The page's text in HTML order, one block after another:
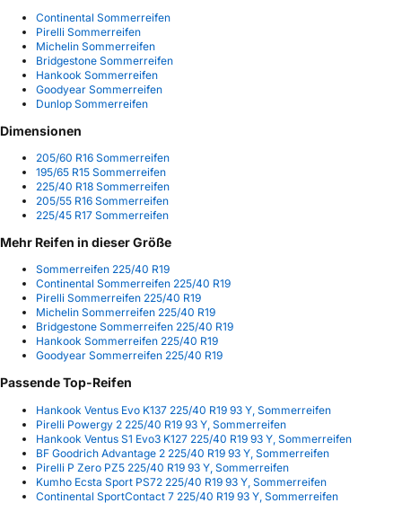
Continental Sommerreifen
Pirelli Sommerreifen
Michelin Sommerreifen
Bridgestone Sommerreifen
Hankook Sommerreifen
Goodyear Sommerreifen
Dunlop Sommerreifen
Dimensionen
205/60 R16 Sommerreifen
195/65 R15 Sommerreifen
225/40 R18 Sommerreifen
205/55 R16 Sommerreifen
225/45 R17 Sommerreifen
Mehr Reifen in dieser Größe
Sommerreifen 225/40 R19
Continental Sommerreifen 225/40 R19
Pirelli Sommerreifen 225/40 R19
Michelin Sommerreifen 225/40 R19
Bridgestone Sommerreifen 225/40 R19
Hankook Sommerreifen 225/40 R19
Goodyear Sommerreifen 225/40 R19
Passende Top-Reifen
Hankook Ventus Evo K137 225/40 R19 93 Y, Sommerreifen
Pirelli Powergy 2 225/40 R19 93 Y, Sommerreifen
Hankook Ventus S1 Evo3 K127 225/40 R19 93 Y, Sommerreifen
BF Goodrich Advantage 2 225/40 R19 93 Y, Sommerreifen
Pirelli P Zero PZ5 225/40 R19 93 Y, Sommerreifen
Kumho Ecsta Sport PS72 225/40 R19 93 Y, Sommerreifen
Continental SportContact 7 225/40 R19 93 Y, Sommerreifen